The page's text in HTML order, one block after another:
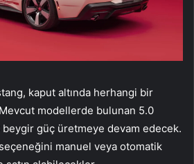
kaput altında herhangi bir
modellerde bulunan 5.0
beygir güç üretmeye devam edecek.
manuel veya otomatik